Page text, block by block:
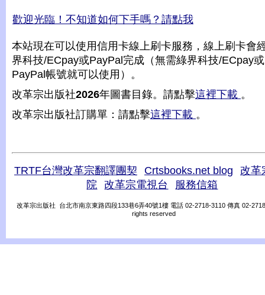
歡迎光臨！不知道如何下手嗎？請點我
本站現在可以使用信用卡線上刷卡服務，線上刷卡會
界科技/ECpay或PayPal完成（無需綠界科技/ECpay或
PayPal帳號就可以使用）。
改革宗出版社2026年圖書目錄。請點擊這裡下載 。
改革宗出版社訂購單：請點擊這裡下載 。
TRTF台灣改革宗翻譯團契 Crtsbooks.net blog
改革
院
改革宗電視台 服務信箱
改革宗出版社 台北市南京東路四段133巷6弄40號1樓 電話 02-2718-3110 傳真 02-
rights reserved